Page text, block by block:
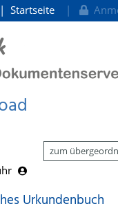
Startseite
zum